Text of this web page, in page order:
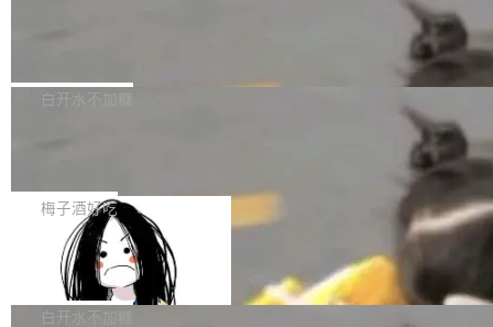
获配9...
题，该问题可能导致在旧版 Linux 内核...
P）！这一里程碑不仅标志着 Fluss 迈入新的发
长期停止内容更新，未能实现其作为“AI版维基百
提交的编辑请求也长期处于待处理状态。 Groki
pedia 于去年底上线，定位为由人工智能生成内
容的百科平台，被马斯克视为传统众包百科网站
维基百科的替代方案。Lawfare 调查发现，无论
热门页面还是低关注度页面，均未出现近期更
白开水不加糖
是这样的：配 MessageSource 的 Bean、写 R
eloadableResourceBundleMessageSource、
声明 LocaleResolver、注册 LocaleChangeInt
erceptor…五六步之后才能看到第一行翻译文
本。 Solon 换了个方式。整个 i18n 模块围绕三
梅子酒好吃
Apache Doris 4.1 全面增强 Iceberg：
支持 UPDATE、MERGE INTO 与 Iceb
erg V3
Apache Doris 4.1 要补齐的，正是缺失的那一
半。在已有查询能力的基础上，Doris 进一步支
白开水不加糖